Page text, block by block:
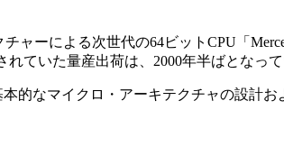
ャーによる次世代の64ビットCPU「
れていた量産出荷は、2000年半ばとなって
的なマイクロ・アーキテクチャの設計